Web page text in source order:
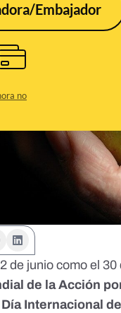
Embajador
no
de junio como el
de la Acción
Día Internacional